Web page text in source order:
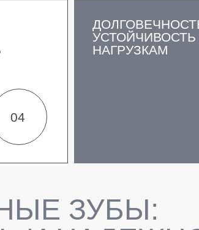
ЗУБЫ:
УСТОЙЧИВОСТЬ
НАГРУЗКАМ
04